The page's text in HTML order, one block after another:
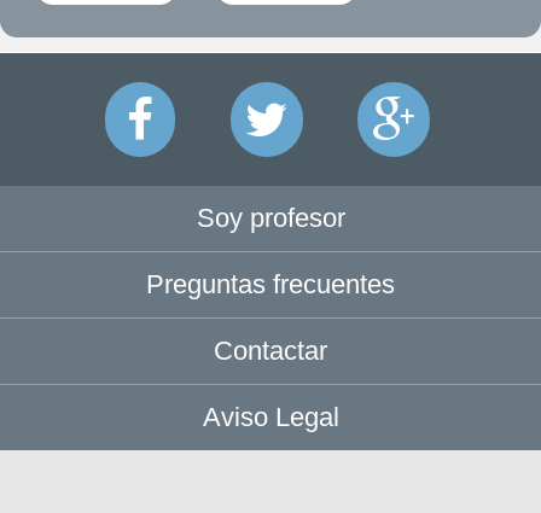
Soy profesor
Preguntas frecuentes
Contactar
Aviso Legal